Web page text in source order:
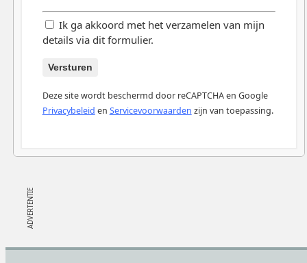
Ik ga akkoord met het verzamelen van mijn
details via dit formulier.
Versturen
Deze site wordt beschermd door reCAPTCHA en Google
Privacybeleid en Servicevoorwaarden zijn van toepassing.